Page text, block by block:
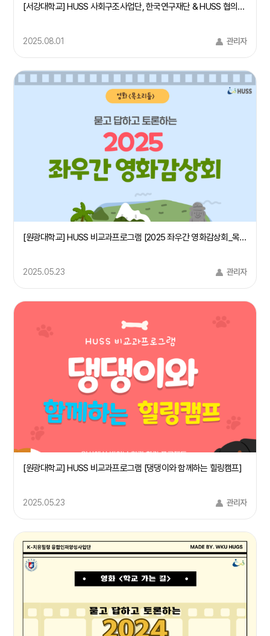
[서강대학교] HUSS 사회구조사업단, 한국연구재단 & HUSS 협의회 주관 "HUSS 융합 아카데미 IN 경주" 사회구조 컨소시엄 주관대학 서강대학교 참여
2025.08.01 관리자
[원광대학교] HUSS 비교과프로그램 [2025 좌우간 영화감상회_목소리들]
2025.05.23 관리자
[원광대학교] HUSS 비교과프로그램 [댕댕이와 함께하는 힐링캠프]
2025.05.23 관리자